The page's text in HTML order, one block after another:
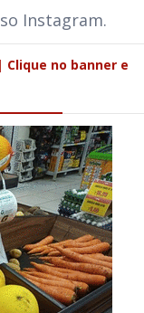
Instagram.
| Clique no banner e